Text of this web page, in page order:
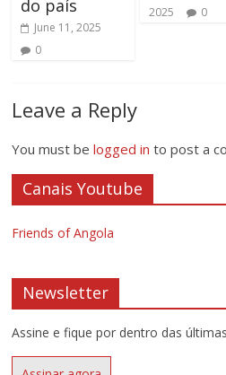
do país
June 11, 2025
0
2025
0
Leave a Reply
You must belogged in to post a
Canais Youtube
Friends of Angola
Newsletter
Assine e fique por dentro das